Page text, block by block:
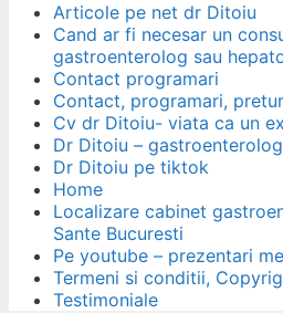
Articole pe net dr Ditoiu
Cand ar fi necesar un
gastroenterolog sau
Contact programari
Contact, programari,
Cv dr Ditoiu- viata ca un
Dr Ditoiu –
Dr Ditoiu pe tiktok
Home
Localizare cabinet
Sante Bucuresti
Pe youtube – prezentari
Termeni si conditii,
Testimoniale